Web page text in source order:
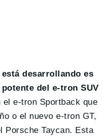
desarrollando es
del e-tron SUV
e-tron Sportback que
o el nuevo e-tron GT,
Porsche Taycan. Esta